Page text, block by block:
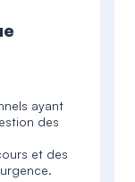
ayant
des
et des